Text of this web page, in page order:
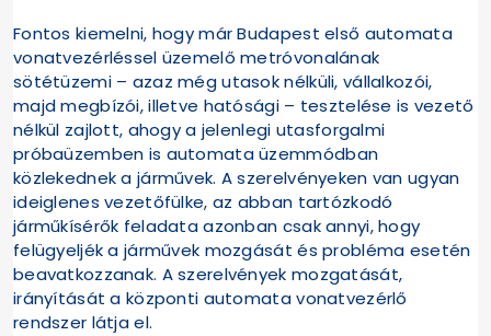
Fontos kiemelni, hogy már Budapest első automata
vonatvezérléssel üzemelő metróvonalának
sötétüzemi – azaz még utasok nélküli, vállalkozói,
majd megbízói, illetve hatósági – tesztelése is vezető
nélkül zajlott, ahogy a jelenlegi utasforgalmi
próbaüzemben is automata üzemmódban
közlekednek a járművek. A szerelvényeken van ugyan
ideiglenes vezetőfülke, az abban tartózkodó
járműkísérők feladata azonban csak annyi, hogy
felügyeljék a járművek mozgását és probléma esetén
beavatkozzanak. A szerelvények mozgatását,
irányítását a központi automata vonatvezérlő
rendszer látja el.